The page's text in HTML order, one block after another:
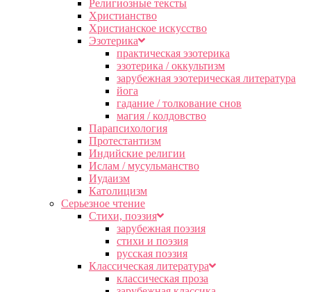
Религиозные тексты
Христианство
Христианское искусство
Эзотерика
практическая эзотерика
эзотерика / оккультизм
зарубежная эзотерическая литература
йога
гадание / толкование снов
магия / колдовство
Парапсихология
Протестантизм
Индийские религии
Ислам / мусульманство
Иудаизм
Католицизм
Серьезное чтение
Cтихи, поэзия
зарубежная поэзия
стихи и поэзия
русская поэзия
Классическая литература
классическая проза